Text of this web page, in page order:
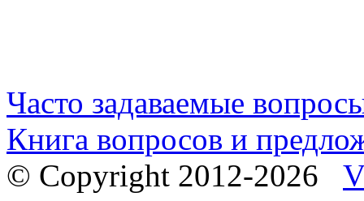
Часто задаваемые
Книга вопросов и
© Copyright 2012-2026